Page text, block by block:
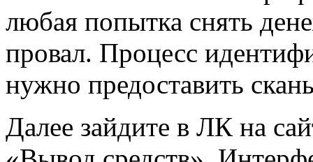
любая попытка снять
провал. Процесс
нужно предоставить
Далее зайдите в ЛК на